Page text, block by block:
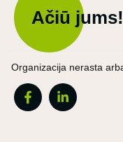
Ačiū jums!
Organizacija nerasta